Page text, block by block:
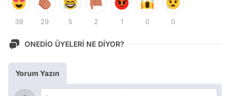
39 29 5 2 1 0 0
ONEDİO ÜYELERİ NE DİYOR?
Yorum Yazın